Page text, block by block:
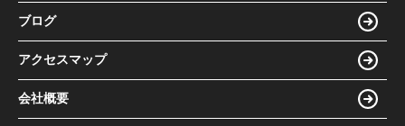
ブログ
アクセスマップ
会社概要